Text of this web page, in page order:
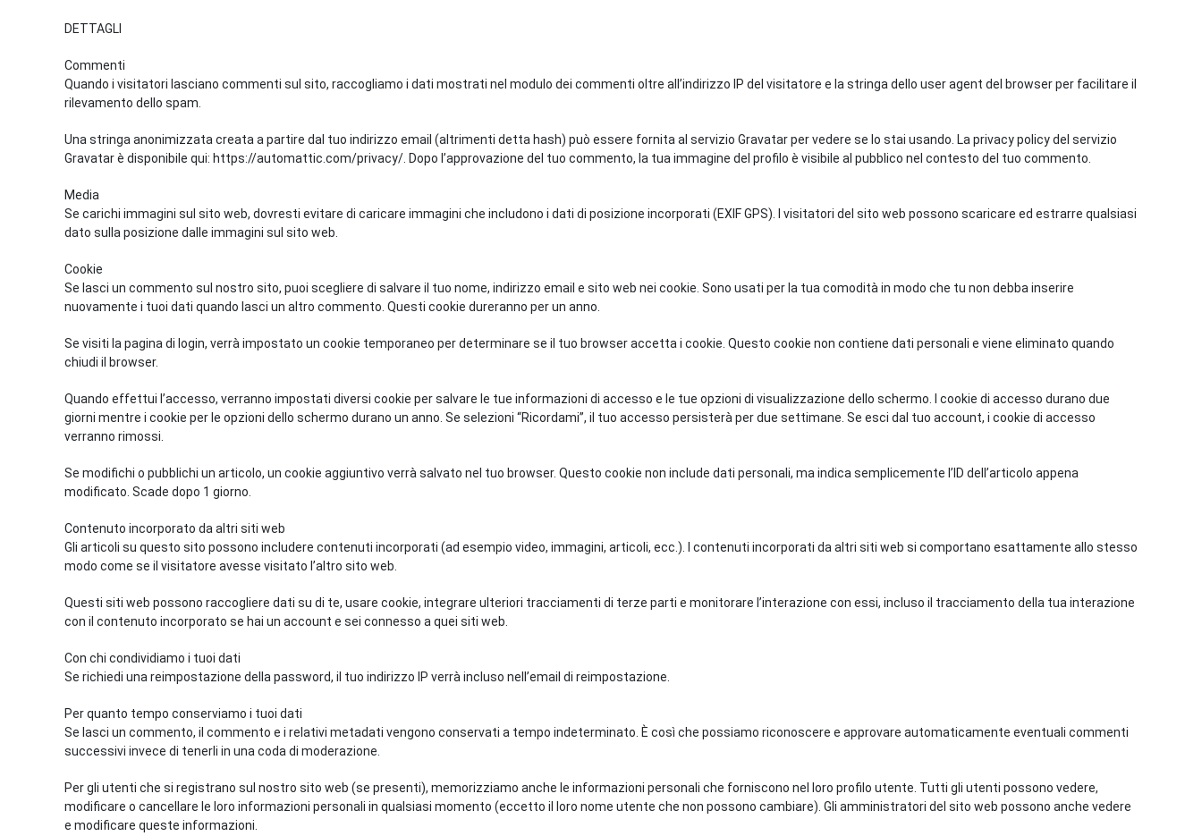
DETTAGLI
Commenti
Quando i visitatori lasciano commenti sul sito, raccogliamo i dati mostrati nel modulo dei commenti oltre all’indirizzo IP del visitatore e la stringa dello user agent del browser per facilitare il
rilevamento dello spam.
Una stringa anonimizzata creata a partire dal tuo indirizzo email (altrimenti detta hash) può essere fornita al servizio Gravatar per vedere se lo stai usando. La privacy policy del servizio
Gravatar è disponibile qui: https://automattic.com/privacy/. Dopo l’approvazione del tuo commento, la tua immagine del profilo è visibile al pubblico nel contesto del tuo commento.
Media
Se carichi immagini sul sito web, dovresti evitare di caricare immagini che includono i dati di posizione incorporati (EXIF GPS). I visitatori del sito web possono scaricare ed estrarre qualsiasi
dato sulla posizione dalle immagini sul sito web.
Cookie
Se lasci un commento sul nostro sito, puoi scegliere di salvare il tuo nome, indirizzo email e sito web nei cookie. Sono usati per la tua comodità in modo che tu non debba inserire
nuovamente i tuoi dati quando lasci un altro commento. Questi cookie dureranno per un anno.
Se visiti la pagina di login, verrà impostato un cookie temporaneo per determinare se il tuo browser accetta i cookie. Questo cookie non contiene dati personali e viene eliminato quando
chiudi il browser.
Quando effettui l’accesso, verranno impostati diversi cookie per salvare le tue informazioni di accesso e le tue opzioni di visualizzazione dello schermo. I cookie di accesso durano due
giorni mentre i cookie per le opzioni dello schermo durano un anno. Se selezioni “Ricordami”, il tuo accesso persisterà per due settimane. Se esci dal tuo account, i cookie di accesso
verranno rimossi.
Se modifichi o pubblichi un articolo, un cookie aggiuntivo verrà salvato nel tuo browser. Questo cookie non include dati personali, ma indica semplicemente l’ID dell’articolo appena
modificato. Scade dopo 1 giorno.
Contenuto incorporato da altri siti web
Gli articoli su questo sito possono includere contenuti incorporati (ad esempio video, immagini, articoli, ecc.). I contenuti incorporati da altri siti web si comportano esattamente allo stesso
modo come se il visitatore avesse visitato l’altro sito web.
Questi siti web possono raccogliere dati su di te, usare cookie, integrare ulteriori tracciamenti di terze parti e monitorare l’interazione con essi, incluso il tracciamento della tua interazione
con il contenuto incorporato se hai un account e sei connesso a quei siti web.
Con chi condividiamo i tuoi dati
Se richiedi una reimpostazione della password, il tuo indirizzo IP verrà incluso nell’email di reimpostazione.
Per quanto tempo conserviamo i tuoi dati
Se lasci un commento, il commento e i relativi metadati vengono conservati a tempo indeterminato. È così che possiamo riconoscere e approvare automaticamente eventuali commenti
successivi invece di tenerli in una coda di moderazione.
Per gli utenti che si registrano sul nostro sito web (se presenti), memorizziamo anche le informazioni personali che forniscono nel loro profilo utente. Tutti gli utenti possono vedere,
modificare o cancellare le loro informazioni personali in qualsiasi momento (eccetto il loro nome utente che non possono cambiare). Gli amministratori del sito web possono anche vedere
e modificare queste informazioni.